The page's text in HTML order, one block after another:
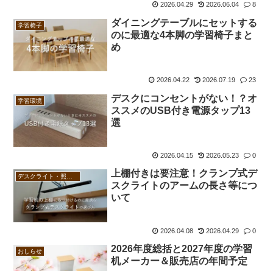
2026.04.29 2026.06.04 8
学習椅子
ダイニングテーブルにセットする
のに最適な4本脚の学習椅子まと
め
2026.04.22 2026.07.19 23
学習環境
デスクにコンセントがない！？オ
ススメのUSB付き電源タップ13
選
2026.04.15 2026.05.23 0
上棚付きは要注意！クランプ式デ
スクライトのアームの長さ等につ
いて
2026.04.08 2026.04.29 0
おしらせ
2026年度総括と2027年度の学習
机メーカー＆販売店の年間予定